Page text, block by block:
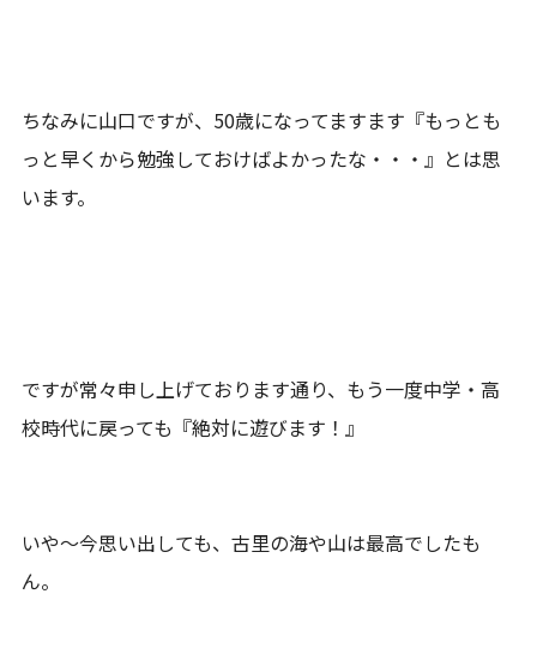
ちなみに山口ですが、50歳になってますます『もっとも
っと早くから勉強しておけばよかったな・・・』とは思
います。
ですが常々申し上げております通り、もう一度中学・高
校時代に戻っても『絶対に遊びます！』
いや～今思い出しても、古里の海や山は最高でしたも
ん。